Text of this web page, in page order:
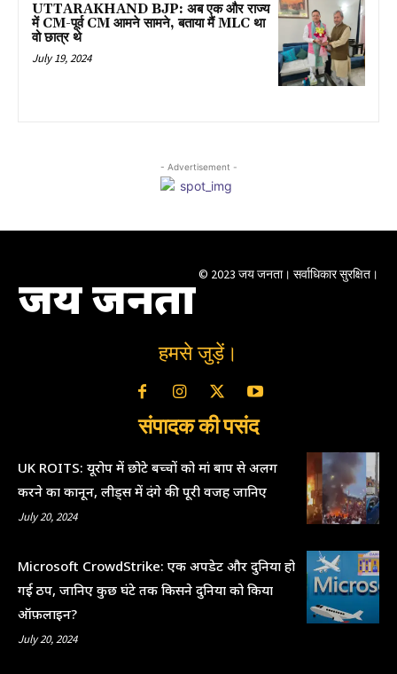
UTTARAKHAND BJP: अब एक और राज्य
में CM-पूर्व CM आमने सामने, बताया मैं MLC था
वो छात्र थे
July 19, 2024
- Advertisement -
जय जनता © 2023 जय जनता। सर्वाधिकार सुरक्षित।
हमसे जुड़ें।
संपादक की पसंद
UK ROITS: यूरोप में छोटे बच्चों को मां बाप से अलग
करने का कानून, लीड्स में दंगे की पूरी वजह जानिए
July 20, 2024
Microsoft CrowdStrike: एक अपडेट और दुनिया हो
गई ठप, जानिए कुछ घंटे तक किसने दुनिया को किया
ऑफ़लाइन?
July 20, 2024